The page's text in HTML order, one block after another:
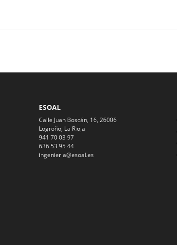
ESOAL
Calle Juan Boscán, 16, 26006
Logroño, La Rioja
941 70 03 97
636 53 95 44
ingenieria@esoal.es